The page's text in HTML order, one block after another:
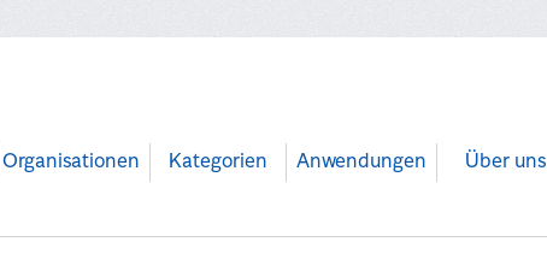
Organisationen Kategorien Anwendungen Über uns